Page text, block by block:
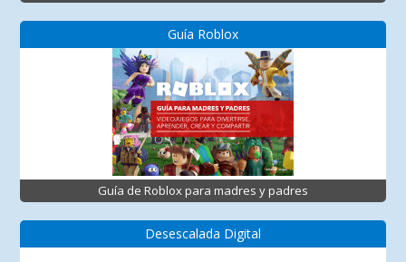
Guía Roblox
Guía de Roblox para madres y padres
Desescalada Digital